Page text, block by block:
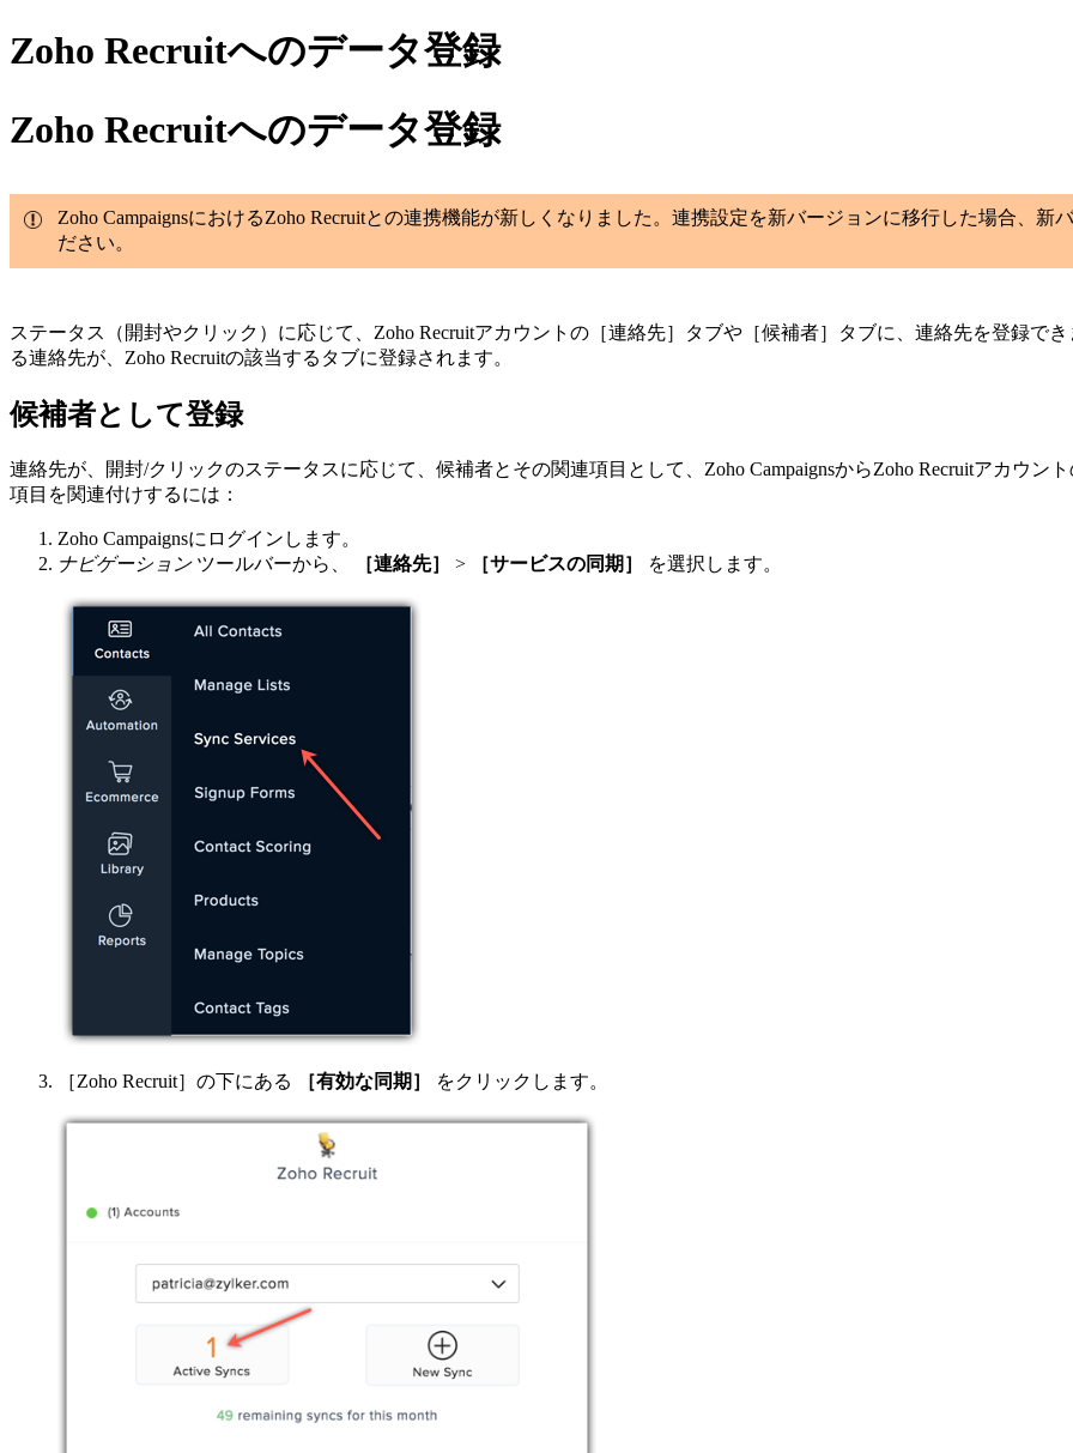
Zoho Recruitへのデータ登録
Zoho Recruitへのデータ登録
Zoho CampaignsにおけるZoho Recruitとの連携機能が新しくなりました。連携設定を新バージョンに移行した場合、新
ださい。
ステータス（開封やクリック）に応じて、Zoho Recruitアカウントの［連絡先］タブや［候補者］タブに、連絡先を登録で
る連絡先が、Zoho Recruitの該当するタブに登録されます。
候補者として登録
連絡先が、開封/クリックのステータスに応じて、候補者とその関連項目として、Zoho CampaignsからZoho Recruitアカウン
項目を関連付けするには：
Zoho Campaignsにログインします。
ナビゲーション ツールバーから、 ［連絡先］ > ［サービスの同期］ を選択します。
［Zoho Recruit］の下にある ［有効な同期］ をクリックします。